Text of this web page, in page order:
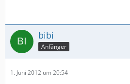
bibi
Anfänger
1. Juni 2012 um 20:54